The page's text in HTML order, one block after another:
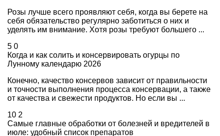
Розы лучше всего проявляют себя, когда вы берете на
себя обязательство регулярно заботиться о них и
уделять им внимание. Хотя розы требуют большего ...
5 0
Когда и как солить и консервировать огурцы по
Лунному календарю 2026
Конечно, качество консервов зависит от правильности
и точности выполнения процесса консервации, а также
от качества и свежести продуктов. Но если вы ...
10 2
Самые главные обработки от болезней и вредителей в
июле: удобный список препаратов